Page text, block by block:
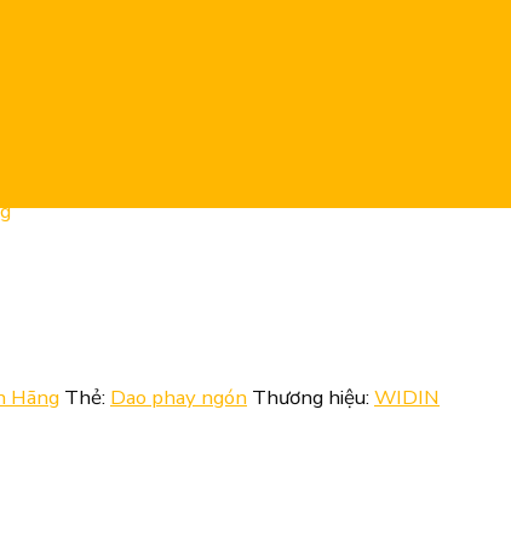
Hãng Thẻ: Dao phay ngón Thương hiệu: WIDIN